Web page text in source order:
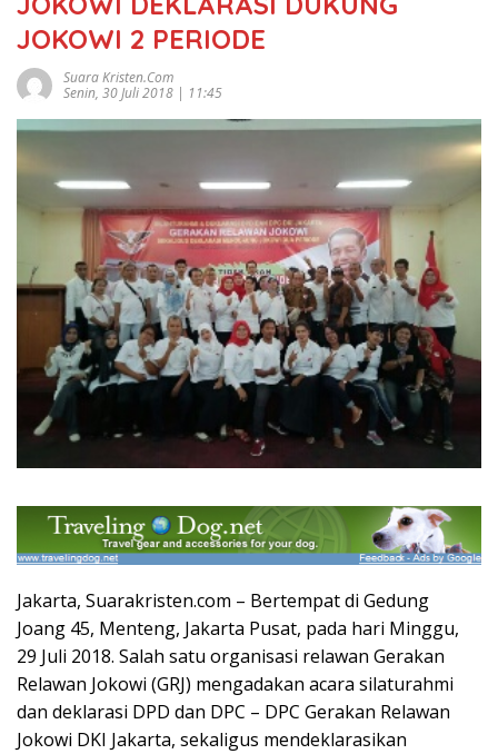
JOKOWI 2 PERIODE
Suara Kristen.com
Senin, 30 Juli 2018 | 11:45
Jakarta, Suarakristen.com – Bertempat di Gedung
Joang 45, Menteng, Jakarta Pusat, pada hari Minggu,
29 Juli 2018. Salah satu organisasi relawan Gerakan
Relawan Jokowi (GRJ) mengadakan acara silaturahmi
dan deklarasi DPD dan DPC – DPC Gerakan Relawan
Jokowi DKI Jakarta, sekaligus mendeklarasikan